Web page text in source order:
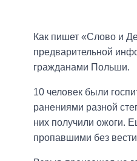
Как пишет «Слово и
предварительной
гражданами Польши.
10 человек были
ранениями разной
них получили ожоги.
пропавшими без